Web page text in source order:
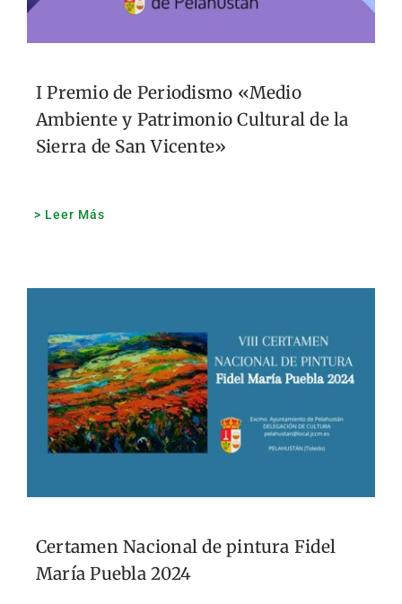
I Premio de Periodismo «Medio
Ambiente y Patrimonio Cultural de la
Sierra de San Vicente»
> Leer Más
Certamen Nacional de pintura Fidel
María Puebla 2024